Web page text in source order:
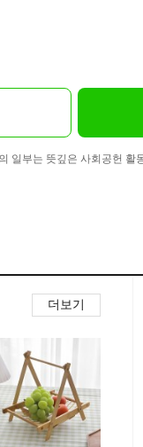
일부는 뜻깊은 사회공헌 활
더보기